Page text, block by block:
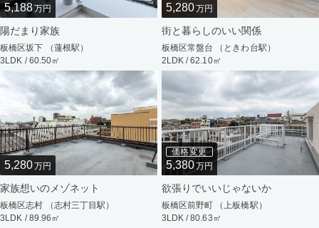
5,188万円
陽だまり家族
板橋区坂下 （蓮根駅）
3LDK / 60.50㎡
5,280万円
街と暮らしのいい関係
板橋区常盤台 （ときわ台駅）
2LDK / 62.10㎡
5,280万円
家族想いのメゾネット
板橋区志村 （志村三丁目駅）
3LDK / 89.96㎡
価格変更
5,380万円
欲張りでいいじゃないか
板橋区前野町 （上板橋駅）
3LDK / 80.63㎡